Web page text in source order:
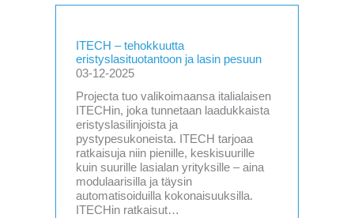
ITECH – tehokkuutta
eristyslasituotantoon ja lasin pesuun
03-12-2025
Projecta tuo valikoimaansa italialaisen
ITECHin, joka tunnetaan laadukkaista
eristyslasilinjoista ja
pystypesukoneista. ITECH tarjoaa
ratkaisuja niin pienille, keskisuurille
kuin suurille lasialan yrityksille – aina
modulaarisilla ja täysin
automatisoiduilla kokonaisuuksilla.
ITECHin ratkaisut…